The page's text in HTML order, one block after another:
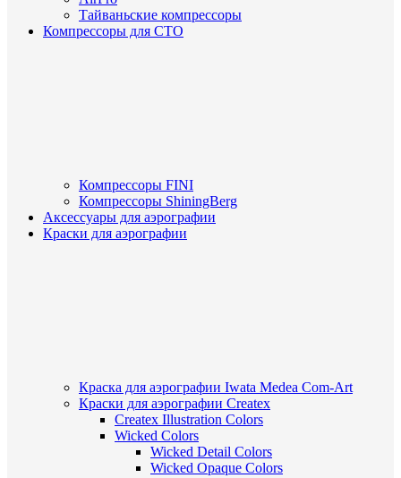
Тайваньские компрессоры
Компрессоры для СТО
Компрессоры FINI
Компрессоры ShiningBerg
Аксессуары для аэрографии
Краски для аэрографии
Краска для аэрографии Iwata Medea Com-Art
Краски для аэрографии Createx
Createx Illustration Colors
Wicked Colors
Wicked Detail Colors
Wicked Opaque Colors